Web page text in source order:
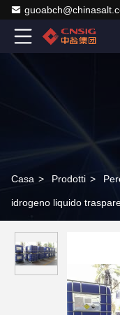
Casa > Prodotti >
idrogeno liquido